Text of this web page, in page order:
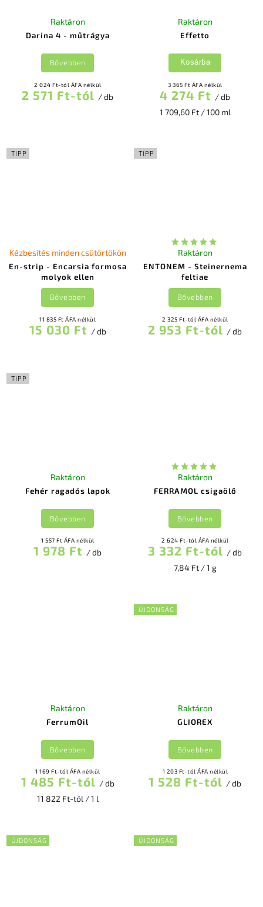
Darina 4 - műtrágya
Raktáron
2 024 Ft-tól ÁFA nélkül
2 571 Ft-tól / db
Bővebben
Effetto
Raktáron
3 365 Ft ÁFA nélkül
4 274 Ft / db
1 709,60 Ft / 100 ml
Kosárba
TIPP
En-strip - Encarsia formosa
molyok ellen
Kézbesítés minden csütörtökön
11 835 Ft ÁFA nélkül
15 030 Ft / db
Bővebben
TIPP
ENTONEM - Steinernema
feltiae
Raktáron
2 325 Ft-tól ÁFA nélkül
2 953 Ft-tól / db
Bővebben
TIPP
Fehér ragadós lapok
Raktáron
1 557 Ft ÁFA nélkül
1 978 Ft / db
Bővebben
FERRAMOL csigaölő
Raktáron
2 624 Ft-tól ÁFA nélkül
3 332 Ft-tól / db
7,84 Ft / 1 g
Bővebben
FerrumOil
Raktáron
1 169 Ft-tól ÁFA nélkül
1 485 Ft-tól / db
11 822 Ft-tól / 1 l
Bővebben
ÚJDONSÁG
GLIOREX
Raktáron
1 203 Ft-tól ÁFA nélkül
1 528 Ft-tól / db
Bővebben
ÚJDONSÁG ÚJDONSÁG